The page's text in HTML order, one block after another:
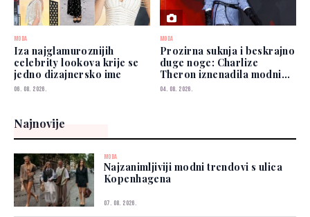
MODA
Iza najglamuroznijih
celebrity lookova krije se
jedno dizajnersko ime
06. 08. 2026.
MODA
Prozirna suknja i beskrajno
duge noge: Charlize
Theron iznenadila modnim
izborom
04. 08. 2026.
Najnovije
MODA
Najzanimljiviji modni trendovi s ulica
Kopenhagena
07. 08. 2026.